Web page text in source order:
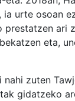
urte osoan
ari
eta,
nahi zuten
gidatzeko